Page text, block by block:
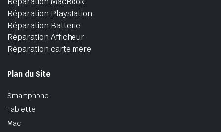
Réparation Playstation
Réparation Batterie
Réparation Afficheur
Réparation carte mère
Plan du Site
Smartphone
Tablette
Mac